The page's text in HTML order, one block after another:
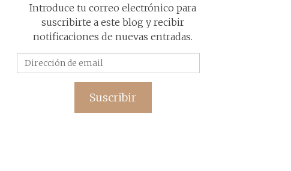
Introduce tu correo electrónico para
suscribirte a este blog y recibir
notificaciones de nuevas entradas.
de
Suscribir